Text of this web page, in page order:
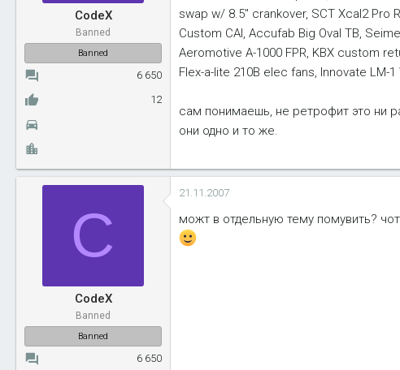
CodeX
Banned
Banned
6 650
12
swap w/ 8.5" crankover, SCT Xcal2 Pro
Custom CAI, Accufab Big Oval TB,
Aeromotive A-1000 FPR, KBX custom
Flex-a-lite 210B elec fans, Innovate LM-
сам понимаешь, не ретрофит это ни
они одно и то же.
C
CodeX
Banned
Banned
6 650
21.11.2007
можт в отдельную тему помувить?